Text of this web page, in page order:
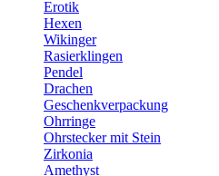
Erotik
Hexen
Wikinger
Rasierklingen
Pendel
Drachen
Geschenkverpackung
Ohrringe
Ohrstecker mit Stein
Zirkonia
Amethyst